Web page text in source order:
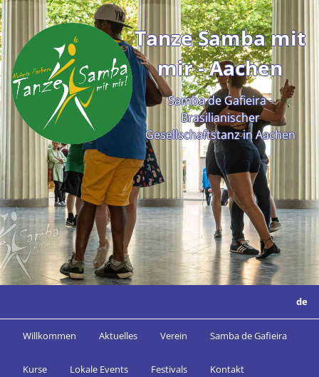
Tanze Samba mit
mir - Aachen
Samba de Gafieira -
Brasilianischer
Gesellschaftstanz in Aachen
de
Willkommen Aktuelles Verein Samba de Gafieira
Kurse Lokale Events Festivals Kontakt